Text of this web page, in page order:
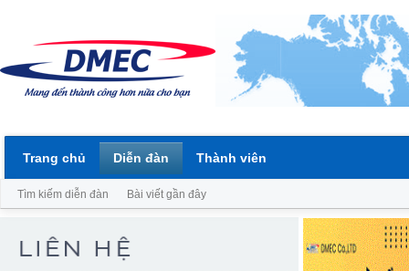
Trang chủ Diễn đàn
Tìm kiếm diễn đàn Bài viết gần đây
Thành viên